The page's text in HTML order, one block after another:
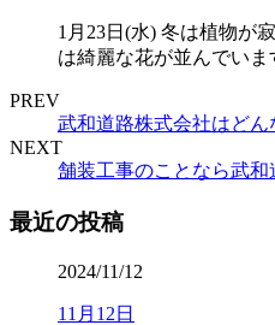
1月23日(水) 冬は植物が
は綺麗な花が並んでい
PREV
武和道路株式会社はどん
NEXT
舗装工事のことなら武和
最近の投稿
2024/11/12
11月12日